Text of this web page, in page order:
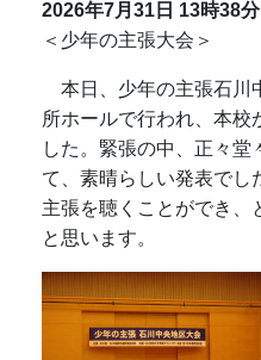
2026年7月31日 13時38分
＜少年の主張大会＞
本日、少年の主張石川
所ホールで行われ、本校
した。緊張の中、正々堂
て、素晴らしい発表でし
主張を聴くことができ、
と思います。